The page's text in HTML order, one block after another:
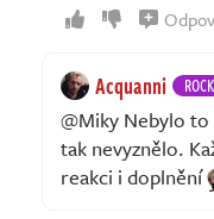
Acquanni
@Miky Nebylo
tak nevyznělo.
reakci i doplnění